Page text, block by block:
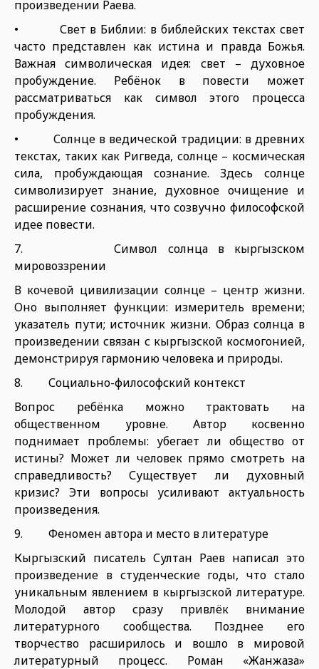
произведении Раева.
• Свет в Библии: в библейских текстах свет
часто представлен как истина и правда Божья.
Важная символическая идея: свет – духовное
пробуждение. Ребёнок в повести может
рассматриваться как символ этого процесса
пробуждения.
• Солнце в ведической традиции: в древних
текстах, таких как Ригведа, солнце – космическая
сила, пробуждающая сознание. Здесь солнце
символизирует знание, духовное очищение и
расширение сознания, что созвучно философской
идее повести.
7. Символ солнца в кыргызском
мировоззрении
В кочевой цивилизации солнце – центр жизни.
Оно выполняет функции: измеритель времени;
указатель пути; источник жизни. Образ солнца в
произведении связан с кыргызской космогонией,
демонстрируя гармонию человека и природы.
8. Социально-философский контекст
Вопрос ребёнка можно трактовать на
общественном уровне. Автор косвенно
поднимает проблемы: убегает ли общество от
истины? Может ли человек прямо смотреть на
справедливость? Существует ли духовный
кризис? Эти вопросы усиливают актуальность
произведения.
9. Феномен автора и место в литературе
Кыргызский писатель Султан Раев написал это
произведение в студенческие годы, что стало
уникальным явлением в кыргызской литературе.
Молодой автор сразу привлёк внимание
литературного сообщества. Позднее его
творчество расширилось и вошло в мировой
литературный процесс. Роман «Жанжаза»